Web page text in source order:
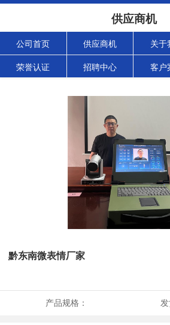
供应商机
公司首页 供应商机 关于
荣誉认证 招聘中心 客户
黔东南微表情厂家
产品规格：